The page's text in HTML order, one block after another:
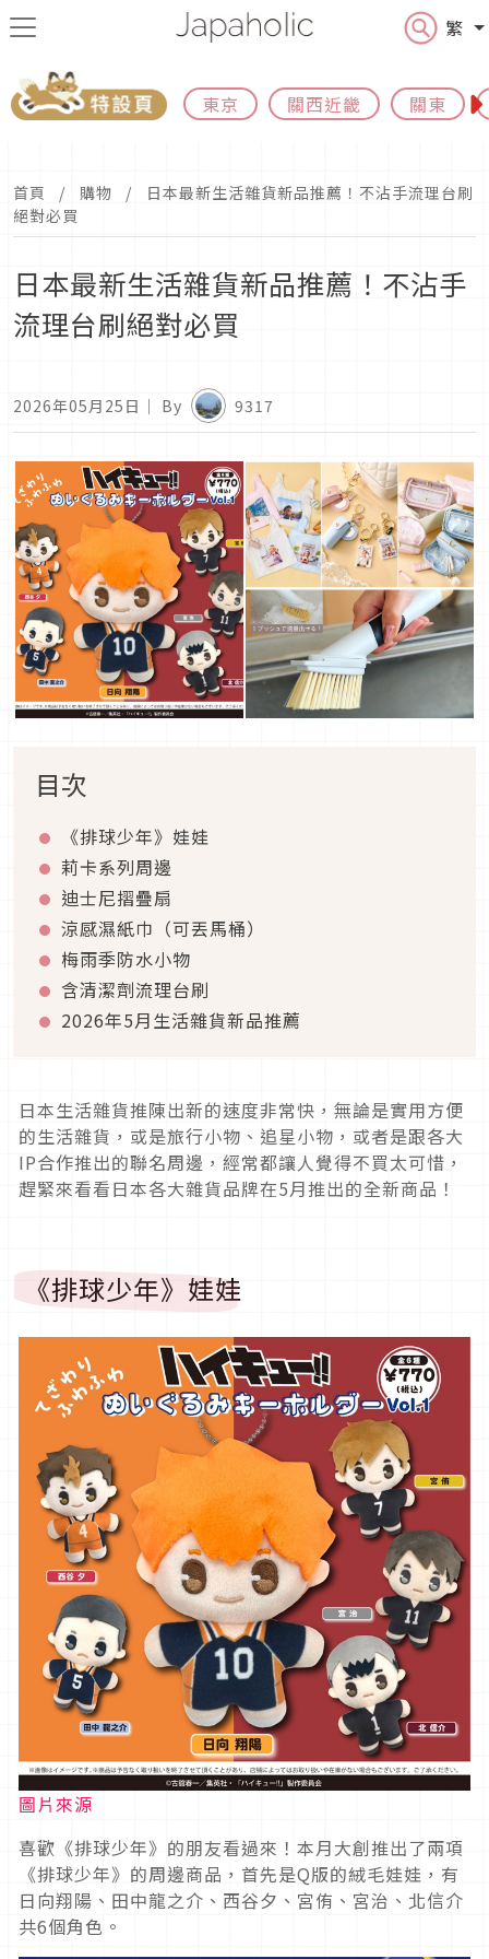
繁
東京 關西近畿 關東
首頁 購物
日本最新生活雜貨新品推薦！不沾手流理台刷
絕對必買
日本最新生活雜貨新品推薦！不沾手
流理台刷絕對必買
2026年05月25日 ｜ By 9317
目次
《排球少年》娃娃
莉卡系列周邊
迪士尼摺疊扇
涼感濕紙巾（可丟馬桶）
梅雨季防水小物
含清潔劑流理台刷
2026年5月生活雜貨新品推薦
日本生活雜貨推陳出新的速度非常快，無論是實用方便
的生活雜貨，或是旅行小物、追星小物，或者是跟各大
IP合作推出的聯名周邊，經常都讓人覺得不買太可惜，
趕緊來看看日本各大雜貨品牌在5月推出的全新商品！
《排球少年》娃娃
圖片來源
喜歡《排球少年》的朋友看過來！本月大創推出了兩項
《排球少年》的周邊商品，首先是Q版的絨毛娃娃，有
日向翔陽、田中龍之介、西谷夕、宮侑、宮治、北信介
共6個角色。